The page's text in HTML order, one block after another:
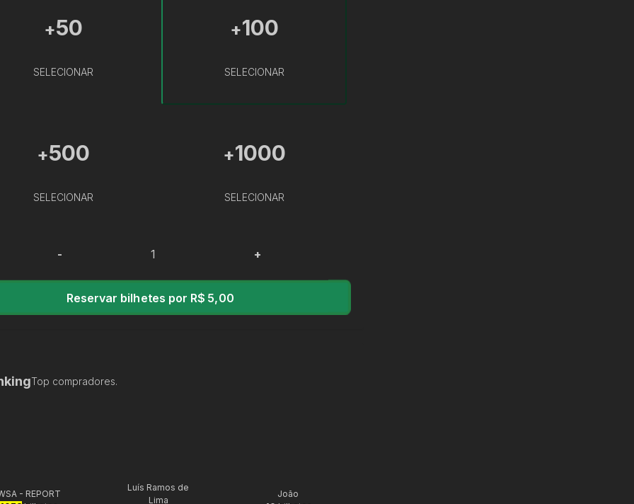
+50
SELECIONAR
+100
SELECIONAR
+500
SELECIONAR
+1000
SELECIONAR
- +
Reservar bilhetes por R$ 5,00
Top compradores.
- REPORT
Luís Ramos de
Lima
João